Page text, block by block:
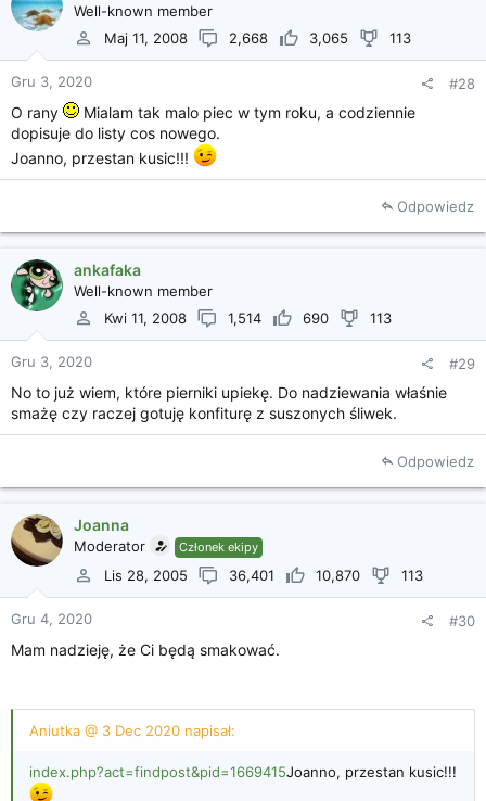
Well-known member
Maj 11, 2008
2,668 3,065 113
Gru 3, 2020 #28
O rany
Mialam tak malo piec w tym roku, a codziennie
dopisuje do listy cos nowego.
Joanno, przestan kusic!!!
Odpowiedz
ankafaka
Well-known member
Kwi 11, 2008
1,514 690 113
Gru 3, 2020 #29
No to już wiem, które pierniki upiekę. Do nadziewania właśnie
smażę czy raczej gotuję konfiturę z suszonych śliwek.
Odpowiedz
Joanna
Moderator Członek ekipy
Lis 28, 2005 36,401 10,870 113
Gru 4, 2020 #30
Mam nadzieję, że Ci będą smakować.
Aniutka @ 3 Dec 2020 napisał:
index.php?act=findpost&pid=1669415Joanno, przestan kusic!!!